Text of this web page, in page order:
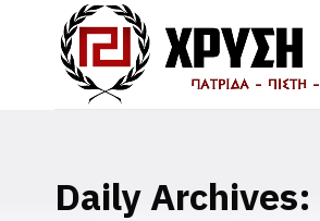
Daily Archives: